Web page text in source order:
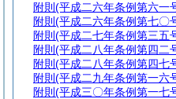
附則 (平成二六年条例第六一
附則 (平成二六年条例第七〇
附則 (平成二七年条例第三五
附則 (平成二八年条例第四二
附則 (平成二八年条例第四七
附則 (平成二九年条例第一六
附則 (平成三〇年条例第一七